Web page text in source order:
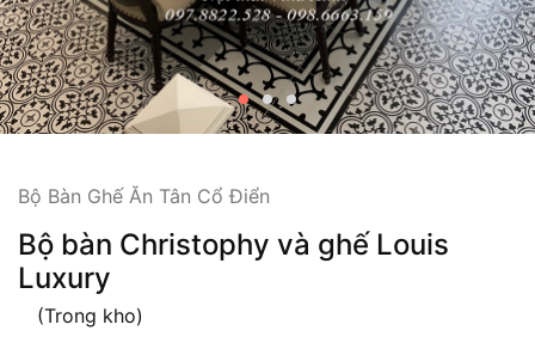
Bộ Bàn Ghế Ăn Tân Cổ Điển
Bộ bàn Christophy và ghế Louis
Luxury
(Trong kho)